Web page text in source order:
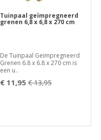
Tuinpaal geïmpregneerd
grenen 6,8 x 6,8 x 270 cm
De Tuinpaal Geïmpregneerd
Grenen 6.8 x 6.8 x 270 cm is
een u..
€ 11,95 € 13,95